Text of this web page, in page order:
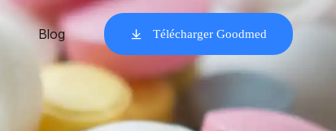
Blog Télécharger Goodmed